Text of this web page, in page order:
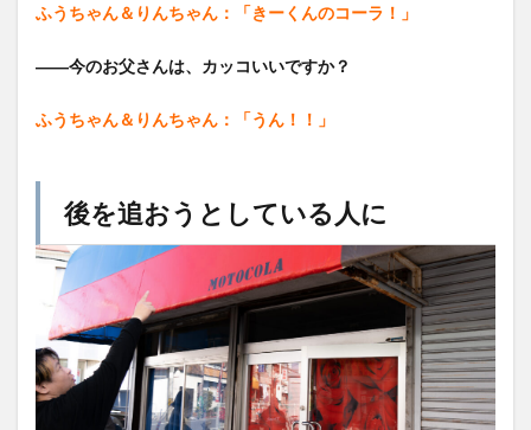
ふうちゃん＆りんちゃん：「きーくんのコーラ！」
――今のお父さんは、カッコいいですか？
ふうちゃん＆りんちゃん：「うん！！」
後を追おうとしている人に